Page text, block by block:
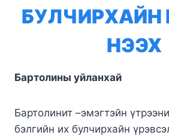
БУЛЧИРХАЙН
НЭЭХ
Бартолины уйланхай
Бартолинит –эмэгтэйн
бэлгийн их булчирхайн